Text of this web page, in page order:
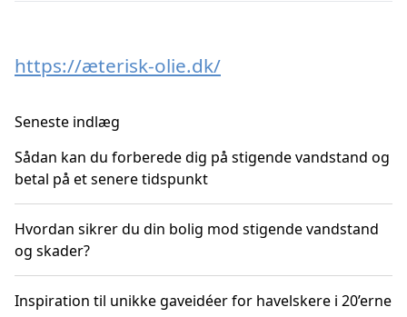
https://æterisk-olie.dk/
Seneste indlæg
Sådan kan du forberede dig på stigende vandstand og
betal på et senere tidspunkt
Hvordan sikrer du din bolig mod stigende vandstand
og skader?
Inspiration til unikke gaveidéer for havelskere i 20’erne